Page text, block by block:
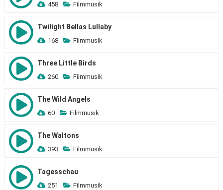
458 Filmmusik
Twilight Bellas Lullaby
168 Filmmusik
Three Little Birds
260 Filmmusik
The Wild Angels
60 Filmmusik
The Waltons
393 Filmmusik
Tagesschau
251 Filmmusik